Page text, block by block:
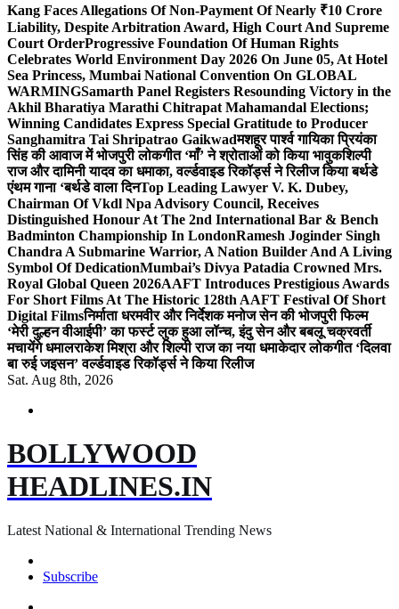
Kang Faces Allegations Of Non-Payment Of Nearly ₹10 Crore
Liability, Despite Arbitration Award, High Court And Supreme
Court OrderProgressive Foundation Of Human Rights
Celebrates World Environment Day 2026 On June 05, At Hotel
Sea Princess, Mumbai National Convention On GLOBAL
WARMINGSamarth Panel Registers Resounding Victory in the
Akhil Bharatiya Marathi Chitrapat Mahamandal Elections;
Winning Candidates Express Special Gratitude to Producer
Sanghamitra Tai Shripatrao Gaikwadमशहूर पार्श्व गायिका प्रियंका
सिंह की आवाज में भोजपुरी लोकगीत ‘माँ’ ने श्रोताओं को किया भावुकशिल्पी
राज और दामिनी यादव का धमाका, वर्ल्डवाइड रिकॉर्ड्स ने रिलीज किया बर्थडे
एंथम गाना ‘बर्थडे वाला दिनTop Leading Lawyer V. K. Dubey,
Chairman Of Vkdl Npa Advisory Council, Receives
Distinguished Honour At The 2nd International Bar & Bench
Badminton Championship In LondonRamesh Joginder Singh
Chandra A Submarine Warrior, A Nation Builder And A Living
Symbol Of DedicationMumbai’s Divya Patadia Crowned Mrs.
Royal Global Queen 2026AAFT Introduces Prestigious Awards
For Short Films At The Historic 128th AAFT Festival Of Short
Digital Filmsनिर्माता धरमवीर और निर्देशक मनोज सेन की भोजपुरी फिल्म
‘मेरी दुल्हन वीआईपी’ का फर्स्ट लुक हुआ लॉन्च, इंदु सेन और बबलू चक्रवर्ती
मचायेंगे धमालराकेश मिश्रा और शिल्पी राज का नया धमाकेदार लोकगीत ‘दिलवा
बा रुई जइसन’ वर्ल्डवाइड रिकॉर्ड्स ने किया रिलीज
Sat. Aug 8th, 2026
BOLLYWOOD
HEADLINES.IN
Latest National & International Trending News
Subscribe